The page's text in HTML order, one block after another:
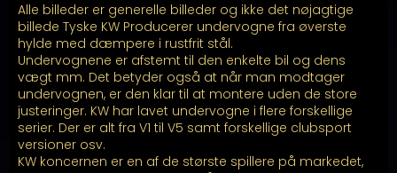
Alle billeder er generelle billeder og ikke det nøjagtige
billede Tyske KW Producerer undervogne fra øverste
hylde med dæmpere i rustfrit stål.
Undervognene er afstemt til den enkelte bil og dens
vægt mm. Det betyder også at når man modtager
undervognen, er den klar til at montere uden de store
justeringer. KW har lavet undervogne i flere forskellige
serier. Der er alt fra V1 til V5 samt forskellige clubsport
versioner osv.
KW koncernen er en af de største spillere på markedet,